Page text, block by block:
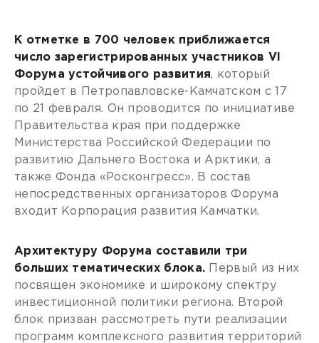
К отметке в 700 человек приближается
число зарегистрированных участников VI
Форума устойчивого развития, который
пройдет в Петропавловске-Камчатском с 17
по 21 февраля. Он проводится по инициативе
Правительства края при поддержке
Министерства Российской Федерации по
развитию Дальнего Востока и Арктики, а
также Фонда «Росконгресс». В состав
непосредственных организаторов Форума
входит Корпорация развития Камчатки.
Архитектуру Форума составили три
больших тематических блока. Первый из них
посвящен экономике и широкому спектру
инвестиционной политики региона. Второй
блок призван рассмотреть пути реализации
программ комплексного развития территорий